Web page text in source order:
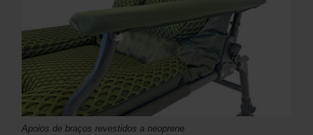
Apoios de braços revestidos a neoprene